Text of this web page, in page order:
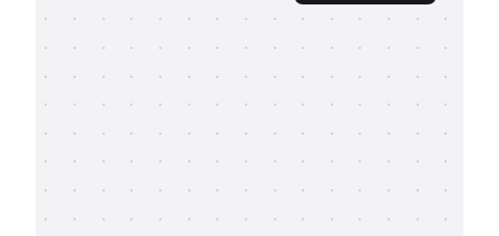
客户案例
知识分享社区